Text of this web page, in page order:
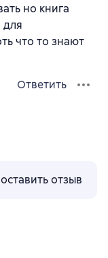
но книга
что то знают
Ответить
отзыв